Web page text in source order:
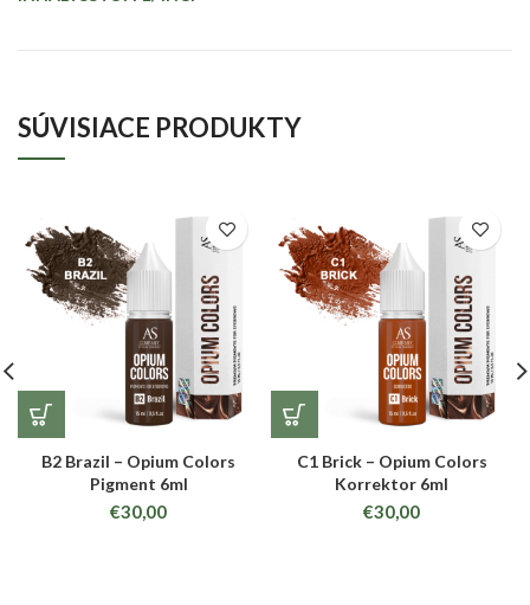
SÚVISIACE PRODUKTY
B2 Brazil – Opium Colors
Pigment 6ml
€30,00
C1 Brick – Opium Colors
Korrektor 6ml
€30,00